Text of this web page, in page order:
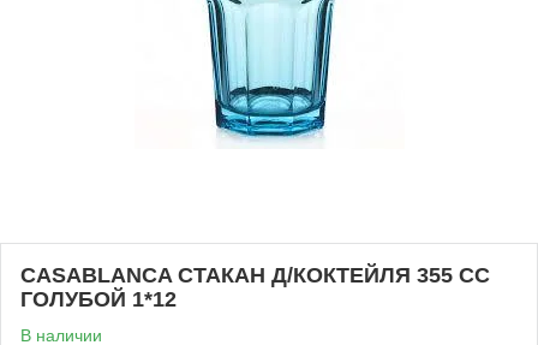
CASABLANCA СТАКАН Д/КОКТЕЙЛЯ 355 СС
ГОЛУБОЙ 1*12
В наличии